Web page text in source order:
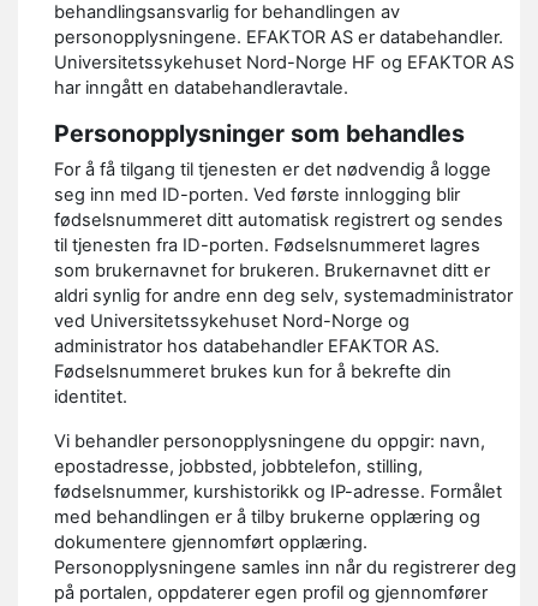
behandlingsansvarlig for behandlingen av
personopplysningene. EFAKTOR AS er databehandler.
Universitetssykehuset Nord-Norge HF og EFAKTOR AS
har inngått en databehandleravtale.
Personopplysninger som behandles
For å få tilgang til tjenesten er det nødvendig å logge
seg inn med ID-porten. Ved første innlogging blir
fødselsnummeret ditt automatisk registrert og sendes
til tjenesten fra ID-porten. Fødselsnummeret lagres
som brukernavnet for brukeren. Brukernavnet ditt er
aldri synlig for andre enn deg selv, systemadministrator
ved Universitetssykehuset Nord-Norge og
administrator hos databehandler EFAKTOR AS.
Fødselsnummeret brukes kun for å bekrefte din
identitet.
Vi behandler personopplysningene du oppgir: navn,
epostadresse, jobbsted, jobbtelefon, stilling,
fødselsnummer, kurshistorikk og IP-adresse. Formålet
med behandlingen er å tilby brukerne opplæring og
dokumentere gjennomført opplæring.
Personopplysningene samles inn når du registrerer deg
på portalen, oppdaterer egen profil og gjennomfører